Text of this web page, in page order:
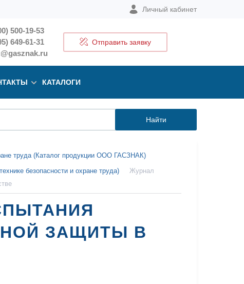
Личный кабинет
500-19-53
649-61-31
Отправить заявку
КАТАЛОГИ
Найти
труда (Каталог продукции ООО ГАСЗНАК)
безопасности и охране труда)
Журнал
ЗАЩИТЫ В